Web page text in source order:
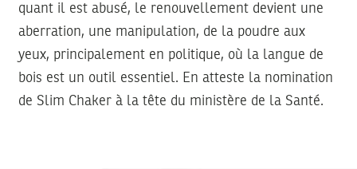
quant il est abusé, le renouvellement devient une
aberration, une manipulation, de la poudre aux
yeux, principalement en politique, où la langue de
bois est un outil essentiel. En atteste la nomination
de Slim Chaker à la tête du ministère de la Santé.